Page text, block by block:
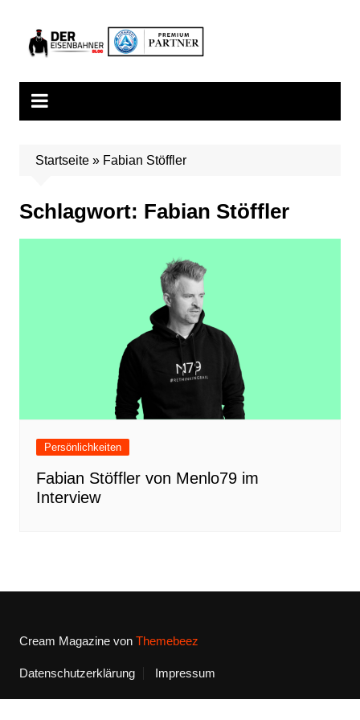
springen
Startseite» Fabian Stöffler
Schlagwort: Fabian Stöffler
Persönlichkeiten
Fabian Stöffler von Menlo79 im
Interview
Cream Magazine von Themebeez
Datenschutzerklärung Impressum